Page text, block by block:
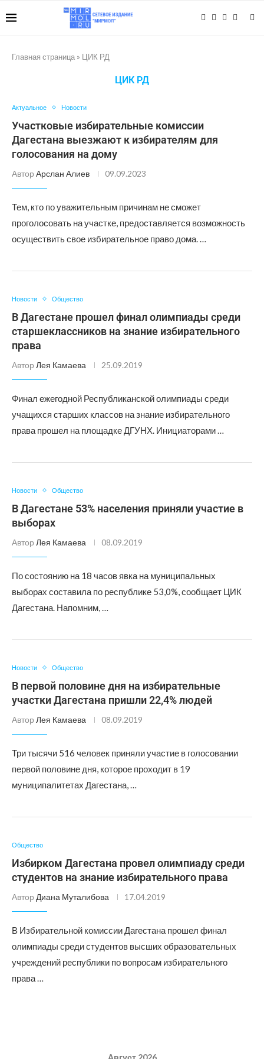
Главная страница » ЦИК РД
ЦИК РД
Актуальное Новости
Участковые избирательные комиссии
Дагестана выезжают к избирателям для
голосования на дому
Автор Арслан Алиев 09.09.2023
Тем, кто по уважительным причинам не сможет
проголосовать на участке, предоставляется возможность
осуществить свое избирательное право дома. …
Новости Общество
В Дагестане прошел финал олимпиады среди
старшеклассников на знание избирательного
права
Автор Лея Камаева 25.09.2019
Финал ежегодной Республиканской олимпиады среди
учащихся старших классов на знание избирательного
права прошел на площадке ДГУНХ. Инициаторами …
Новости Общество
В Дагестане 53% населения приняли участие в
выборах
Автор Лея Камаева 08.09.2019
По состоянию на 18 часов явка на муниципальных
выборах составила по республике 53,0%, сообщает ЦИК
Дагестана. Напомним, …
Новости Общество
В первой половине дня на избирательные
участки Дагестана пришли 22,4% людей
Автор Лея Камаева 08.09.2019
Три тысячи 516 человек приняли участие в голосовании
первой половине дня, которое проходит в 19
муниципалитетах Дагестана, …
Общество
Избирком Дагестана провел олимпиаду среди
студентов на знание избирательного права
Автор Диана Муталибова 17.04.2019
В Избирательной комиссии Дагестана прошел финал
олимпиады среди студентов высших образовательных
учреждений республики по вопросам избирательного
права …
Август 2026